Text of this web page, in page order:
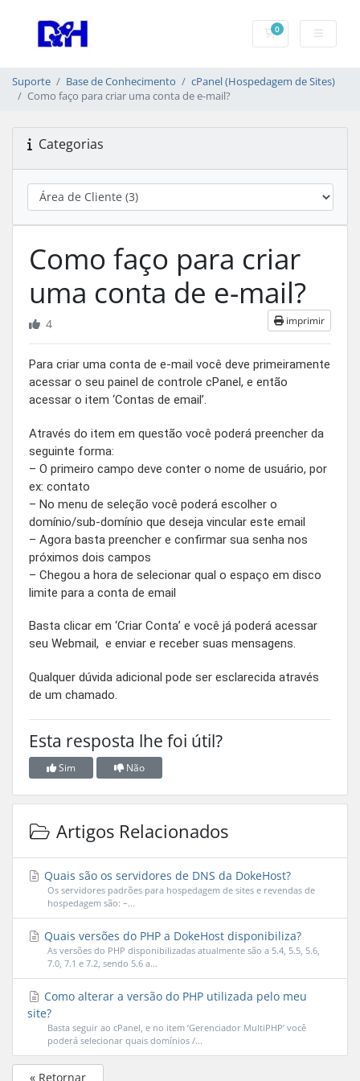
0Carrinho de
Suporte Base de Conhecimento
cPanel (Hospedagem de Sites)
Como faço para criar uma conta de e-mail?
Categorias
Como faço para criar
uma conta de e-mail?
imprimir
4
Para criar uma conta de e-mail você deve primeiramente
acessar o seu painel de controle cPanel, e então
acessar o item ‘Contas de email’.
Através do item em questão você poderá preencher da
seguinte forma:
– O primeiro campo deve conter o nome de usuário, por
ex: contato
– No menu de seleção você poderá escolher o
domínio/sub-domínio que deseja vincular este email
– Agora basta preencher e confirmar sua senha nos
próximos dois campos
– Chegou a hora de selecionar qual o espaço em disco
limite para a conta de email
Basta clicar em ‘Criar Conta’ e você já poderá acessar
seu Webmail, e enviar e receber suas mensagens.
Qualquer dúvida adicional pode ser esclarecida através
de um chamado.
Esta resposta lhe foi útil?
Sim Não
Artigos Relacionados
Quais são os servidores de DNS da DokeHost?
Os servidores padrões para hospedagem de sites e revendas de
hospedagem são: –...
Quais versões do PHP a DokeHost disponibiliza?
As versões do PHP disponibilizadas atualmente são a 5.4, 5.5, 5.6,
7.0, 7.1 e 7.2, sendo 5.6 a...
Como alterar a versão do PHP utilizada pelo meu
site?
Basta seguir ao cPanel, e no item ‘Gerenciador MultiPHP’ você
poderá selecionar quais domínios /...
« Retornar